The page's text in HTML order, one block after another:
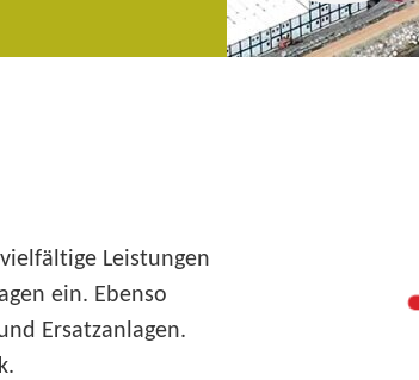
Leistungen
ein. Ebenso
Ersatzanlagen.